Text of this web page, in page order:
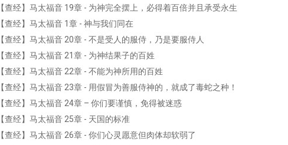
【查经】马太福音 19章 - 为神完全摆上，必得着百倍并且承受永生
【查经】马太福音 1章 - 神与我们同在
【查经】马太福音 20章 - 不是受人的服侍，乃是要服侍人
【查经】马太福音 21章 - 为神结果子的百姓
【查经】马太福音 22章 - 不能为神所用的百姓
【查经】马太福音 23章 - 用假冒为善服侍神的，就成了毒蛇之种！
【查经】马太福音 24章 – 你们要谨慎，免得被迷惑
【查经】马太福音 25章 - 天国的标准
【查经】马太福音 26章 - 你们心灵愿意但肉体却软弱了